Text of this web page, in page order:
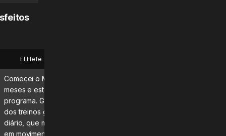
El Hefe
Comecei o MadMuscles há alguns
meses e estou adorando o
programa. Gosto especialmente
dos treinos guiados e do roteiro
diário, que me mantêm focado e
em movimento. Continuem com o